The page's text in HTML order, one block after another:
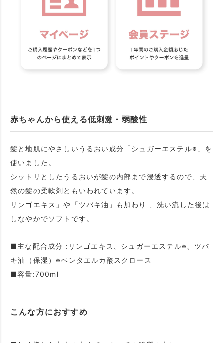
赤ちゃんから使える低刺激・弱酸性
髪と地肌にやさしいうるおい成分「シュガーエステル※」を
使いました。
シットリとしたうるおいが髪の内部まで浸透するので、天
然の髪の柔軟剤ともいわれています。
リンゴエキス」や「ツバキ油」も加わり 、洗い流した後は
しなやかでソフトです。
■主な配合成分 :リンゴエキス、シュガーエステル※、ツバ
キ油（保湿）※ペンタエルカ酸スクロース
■容量:700ml
こんな方におすすめ